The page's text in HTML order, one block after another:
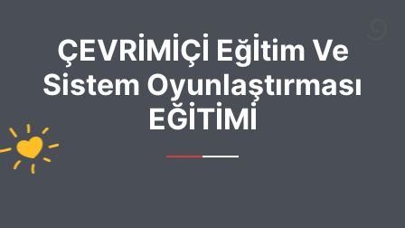
ÇEVRİMİÇİ Eğİtim Ve
Sistem Oyunlaştırması
EĞİTİMİ